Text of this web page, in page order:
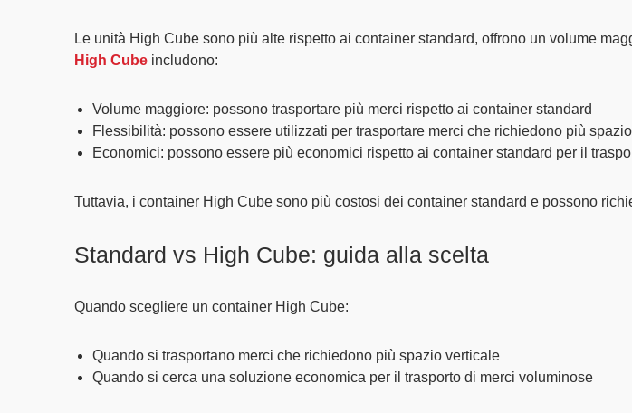
Le unità High Cube sono più alte rispetto ai container standard, offrono un volume
High Cube includono:
Volume maggiore: possono trasportare più merci rispetto ai container standard
Flessibilità: possono essere utilizzati per trasportare merci che richiedono più
Economici: possono essere più economici rispetto ai container standard per il
Tuttavia, i container High Cube sono più costosi dei container standard e possono
Standard vs High Cube: guida alla scelta
Quando scegliere un container High Cube:
Quando si trasportano merci che richiedono più spazio verticale
Quando si cerca una soluzione economica per il trasporto di merci voluminose